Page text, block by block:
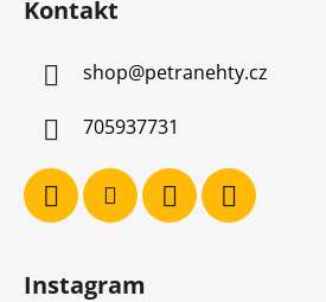
Kontakt
shop@petranehty.cz
705937731
Instagram